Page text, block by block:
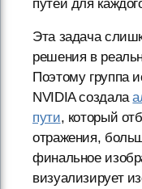
путей для
Эта задача
решения в
Поэтому группа
NVIDIA создала
пути, который
отражения,
финальное
визуализирует